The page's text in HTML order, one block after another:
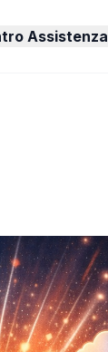
Assistenza